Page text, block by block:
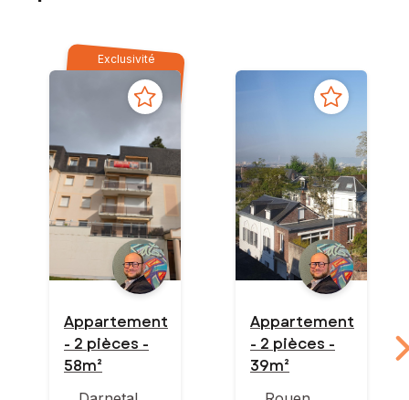
Exclusivité
Appartement
- 2 pièces -
58m²
Appartement
- 2 pièces -
39m²